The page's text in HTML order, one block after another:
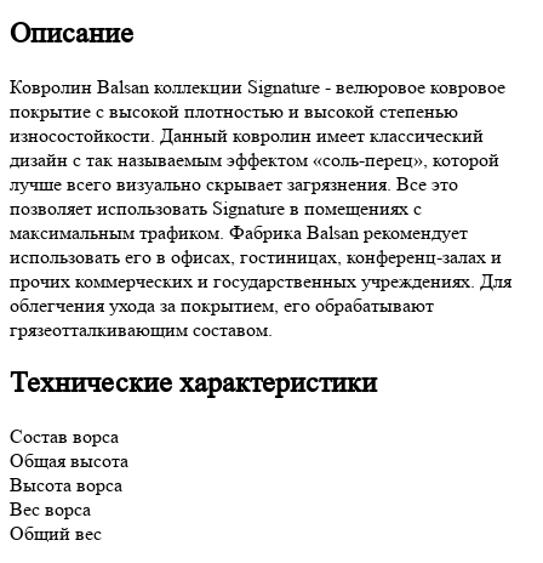
Описание
Ковролин Balsan коллекции Signature - велюровое ковровое
покрытие с высокой плотностью и высокой степенью
износостойкости. Данный ковролин имеет классический
дизайн с так называемым эффектом «соль-перец», которой
лучше всего визуально скрывает загрязнения. Все это
позволяет использовать Signature в помещениях с
максимальным трафиком. Фабрика Balsan рекомендует
использовать его в офисах, гостиницах, конференц-залах и
прочих коммерческих и государственных учреждениях. Для
облегчения ухода за покрытием, его обрабатывают
грязеотталкивающим составом.
Технические характеристики
Состав ворса
Общая высота
Высота ворса
Вес ворса
Общий вес